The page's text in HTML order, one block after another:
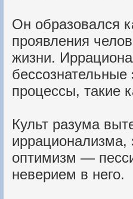
Он образовался
проявления
жизни.
процессы, такие
Культ разума
иррационализма,
оптимизм —
неверием в него.